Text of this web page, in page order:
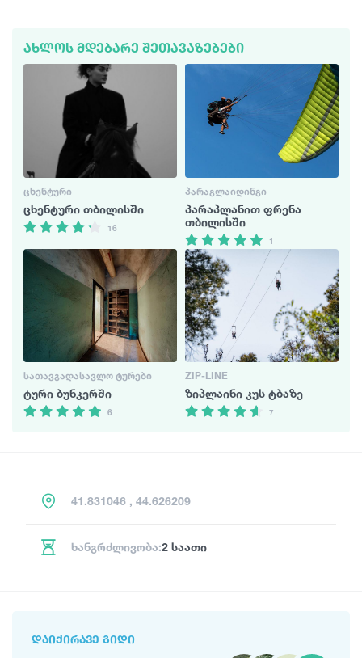
ᲐᲮᲚᲝᲡ ᲛᲓᲔᲑᲐᲠᲔ ᲨᲔᲗᲐᲕᲐᲖᲔᲑᲔᲑᲘ
ᲪᲮᲔᲜᲢᲣᲠᲘ
ცხენტური თბილისში
16
ᲞᲐᲠᲐᲒᲚᲐᲘᲓᲘᲜᲒᲘ
პარაპლანით ფრენა
თბილისში
1
ᲡᲐᲗᲐᲕᲒᲐᲓᲐᲡᲐᲕᲚᲝ ᲢᲣᲠᲔᲑᲘ
ტური ბუნკერში
6
ZIP-LINE
ზიპლაინი კუს ტბაზე
7
41.831046 , 44.626209
ხანგრძლივობა:2 საათი
ᲓᲐᲘᲥᲘᲠᲐᲕᲔ ᲒᲘᲓᲘ